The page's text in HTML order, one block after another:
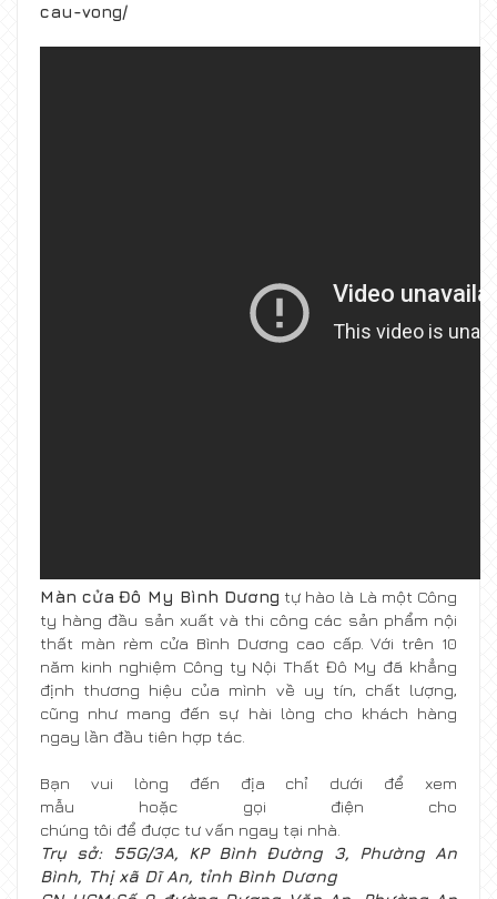
cau-vong/
Màn cửa Đô My Bình Dương tự hào là Là một Công
ty hàng đầu sản xuất và thi công các sản phẩm nội
thất màn rèm cửa Bình Dương cao cấp. Với trên 10
năm kinh nghiệm Công ty Nội Thất Đô My đã khẳng
định thương hiệu của mình về uy tín, chất lượng,
cũng như mang đến sự hài lòng cho khách hàng
ngay lần đầu tiên hợp tác.
Bạn vui lòng đến địa chỉ dưới để xem
mẫu hoặc gọi điện cho
chúng tôi để được tư vấn ngay tại nhà.
Trụ sở: 55G/3A, KP Bình Đường 3, Phường An
Bình, Thị xã Dĩ An, tỉnh Bình Dương